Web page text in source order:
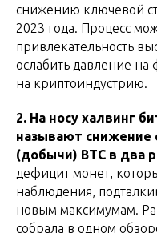
снижению ключевой
2023 года. Процесс
привлекательность
ослабить давление
на криптоиндустрию.
2. На носу халвинг
называют снижение
(добычи) BTC в два
дефицит монет,
наблюдения,
новым максимумам.
собрала в одном